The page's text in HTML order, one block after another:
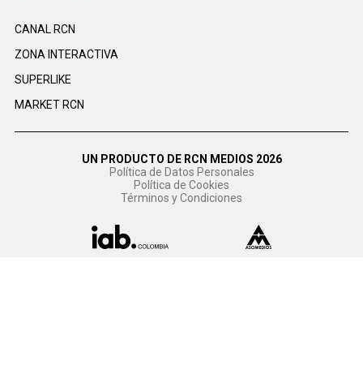
CANAL RCN
ZONA INTERACTIVA
SUPERLIKE
MARKET RCN
UN PRODUCTO DE RCN MEDIOS 2026
Política de Datos Personales
Política de Cookies
Términos y Condiciones